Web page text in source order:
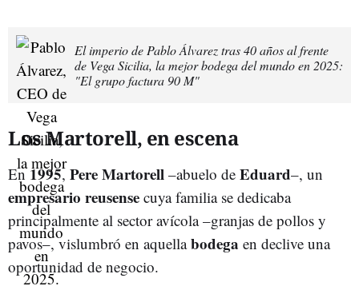
El imperio de Pablo Álvarez tras 40 años al frente
de Vega Sicilia, la mejor bodega del mundo en 2025:
"El grupo factura 90 M"
Los Martorell, en escena
En1995, Pere Martorell –abuelo de Eduard–, un
empresario reusense cuya familia se dedicaba
principalmente al sector avícola –granjas de pollos y
pavos–, vislumbró en aquellabodega en declive una
oportunidad de negocio.